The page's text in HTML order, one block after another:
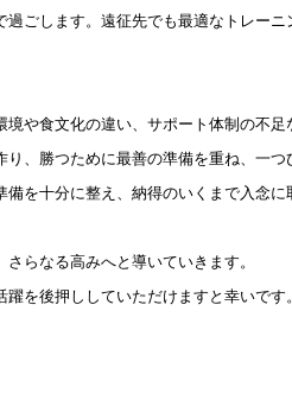
ごします。遠征先でも最適なトレー
境や食文化の違い、サポート体制の不
、勝つために最善の準備を重ね、一つ
を十分に整え、納得のいくまで入念に
らなる高みへと導いていきます。
を後押ししていただけますと幸いです。